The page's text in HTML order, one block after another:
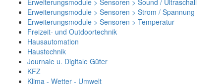
Erweiterungsmodule > Sensoren > Sound / Ultraschall
Erweiterungsmodule > Sensoren > Strom / Spannung
Erweiterungsmodule > Sensoren > Temperatur
Freizeit- und Outdoortechnik
Hausautomation
Haustechnik
Journale u. Digitale Güter
KFZ
Klima - Wetter - Umwelt